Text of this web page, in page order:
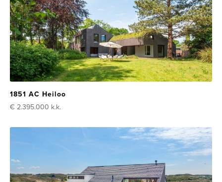
1851 AC Heiloo
€ 2.395.000 k.k.